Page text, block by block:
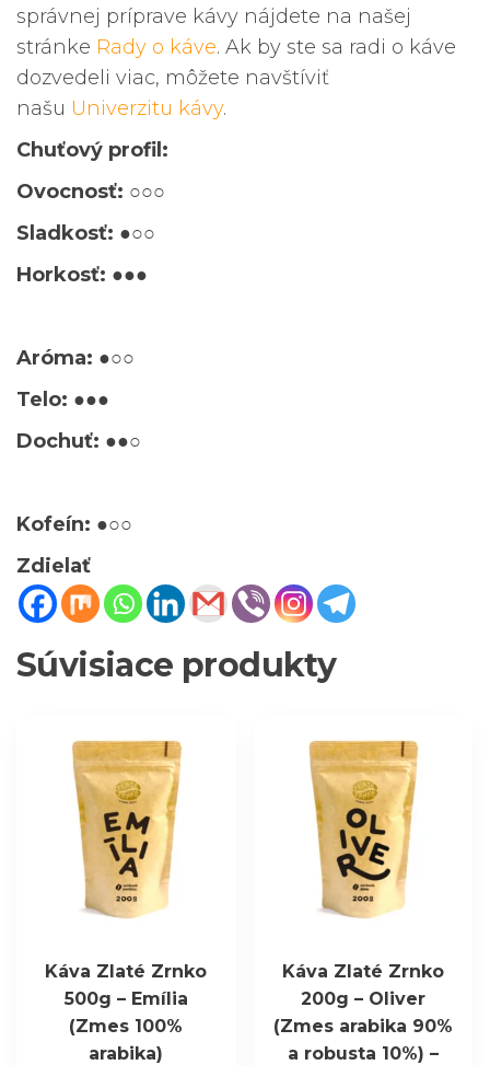
správnej príprave kávy nájdete na našej
stránke Rady o káve. Ak by ste sa radi o káve
dozvedeli viac, môžete navštíviť
našu Univerzitu kávy.
Chuťový profil:
Ovocnosť: ○○○
Sladkosť: ●○○
Horkosť: ●●●
Aróma: ●○○
Telo: ●●●
Dochuť: ●●○
Kofeín: ●○○
Zdielať
Súvisiace produkty
Káva Zlaté Zrnko
500g – Emília
(Zmes 100%
arabika)
Káva Zlaté Zrnko
200g – Oliver
(Zmes arabika 90%
a robusta 10%) –